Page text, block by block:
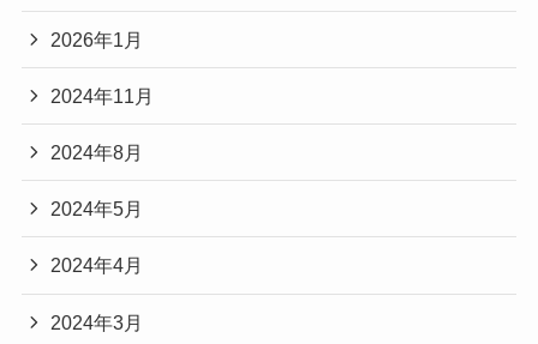
2026年1月
2024年11月
2024年8月
2024年5月
2024年4月
2024年3月